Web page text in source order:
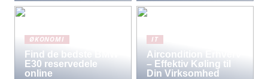
ØKONOMI
Find de bedste BMW
E30 reservedele
online
IT
Aircondition Erhverv
– Effektiv Køling til
Din Virksomhed